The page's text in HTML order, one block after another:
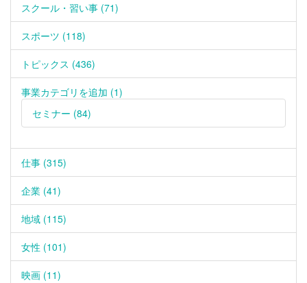
スクール・習い事 (71)
スポーツ (118)
トピックス (436)
事業カテゴリを追加 (1)
セミナー (84)
仕事 (315)
企業 (41)
地域 (115)
女性 (101)
映画 (11)